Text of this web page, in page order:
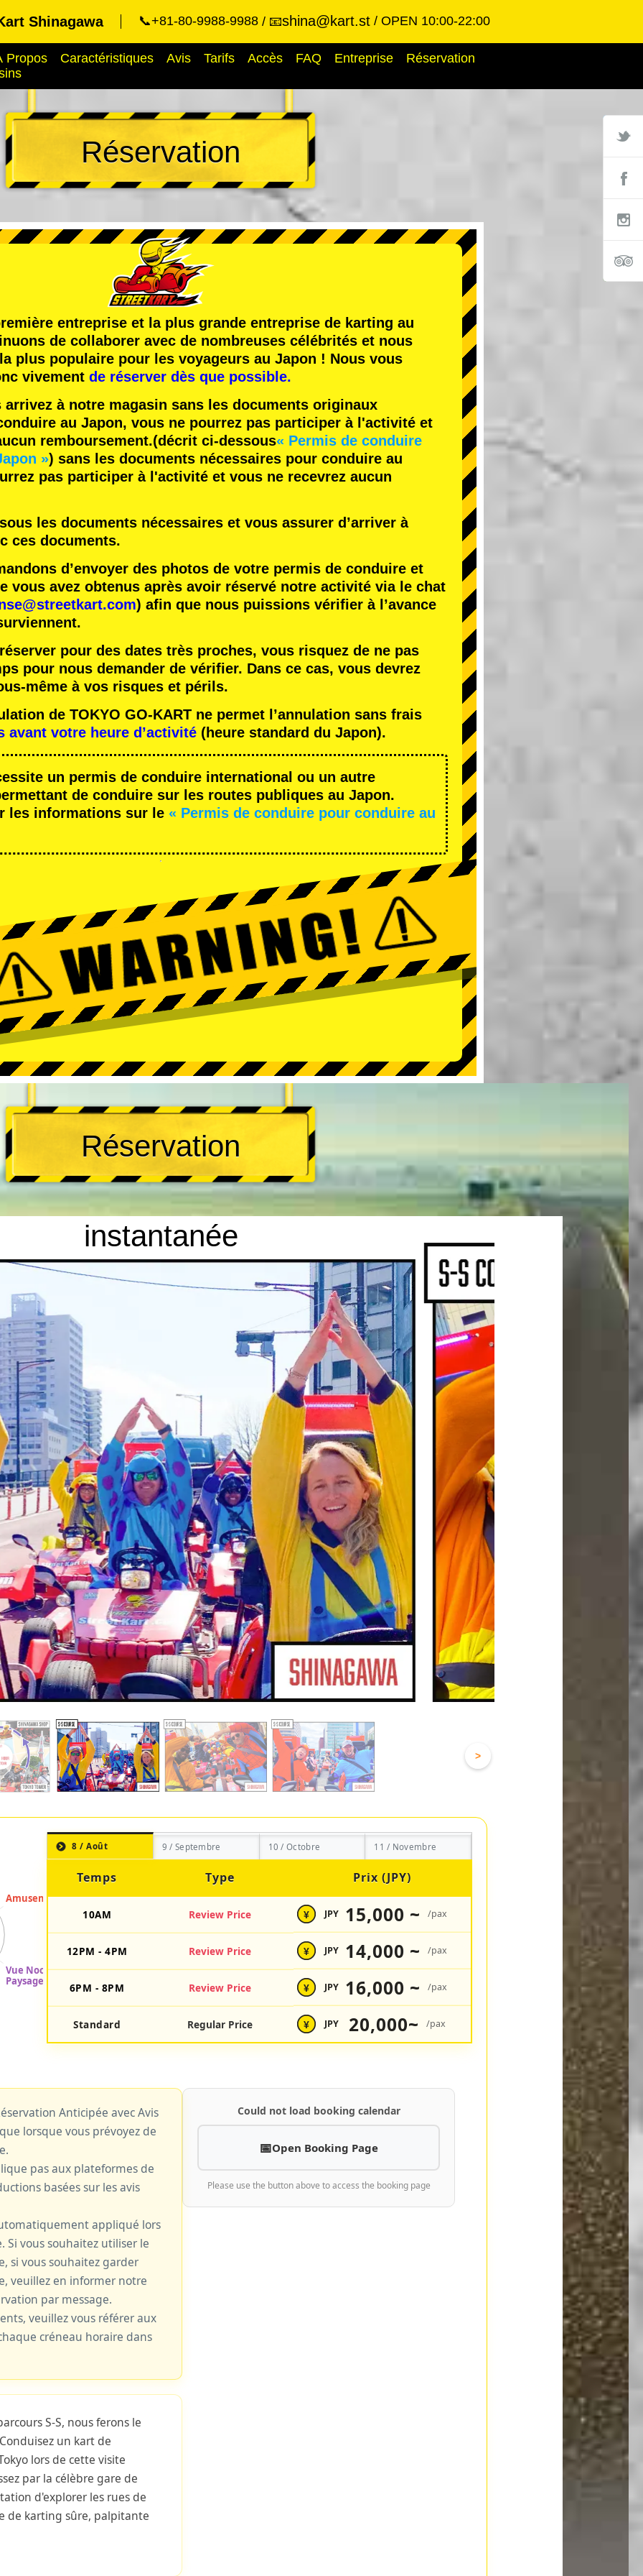
Shinagawa 📞+81-80-9988-9988 📧shina@kart.st OPEN 10:00-22:00
Propos Caractéristiques Avis Tarifs Accès FAQ Entreprise
Réservation
Réservation
entreprise et la plus grande entreprise de karting au
de collaborer avec de nombreuses célébrités et nous
plus populaire pour les voyageurs au Japon ! Nous vous
vivement de réserver dès que possible.
à notre magasin sans les documents originaux
au Japon, vous ne pourrez pas participer à l'activité et
remboursement.(décrit ci-dessous« Permis de conduire
») sans les documents nécessaires pour conduire au
pas participer à l'activité et vous ne recevrez aucun
les documents nécessaires et vous assurer d’arriver à
ces documents.
d’envoyer des photos de votre permis de conduire et
vous avez obtenus après avoir réservé notre activité via le chat
) afin que nous puissions vérifier à l’avance
pour des dates très proches, vous risquez de ne pas
pour nous demander de vérifier. Dans ce cas, vous devrez
même à vos risques et périls.
de TOKYO GO-KART ne permet l’annulation sans frais
avant votre heure d’activité (heure standard du Japon).
un permis de conduire international ou un autre
de conduire sur les routes publiques au Japon.
les informations sur le « Permis de conduire pour conduire au
Réservation
instantanée
>
8 / Août 9 / Septembre 10 / Octobre 11 / Novembre
Temps Type Prix (JPY)
10AM Review Price ¥ JPY 15,000 ~ /pax
12PM - 4PM Review Price ¥ JPY 14,000 ~ /pax
6PM - 8PM Review Price ¥ JPY 16,000 ~ /pax
Standard Regular Price ¥ JPY 20,000~ /pax
Anticipée avec Avis
lorsque vous prévoyez de
pas aux plateformes de
basées sur les avis
appliqué lors
Si vous souhaitez utiliser le
si vous souhaitez garder
veuillez en informer notre
par message.
veuillez vous référer aux
créneau horaire dans
S-S, nous ferons le
un kart de
lors de cette visite
par la célèbre gare de
d'explorer les rues de
de karting sûre, palpitante
Could not load booking calendar
Open Booking Page
Please use the button above to access the booking page